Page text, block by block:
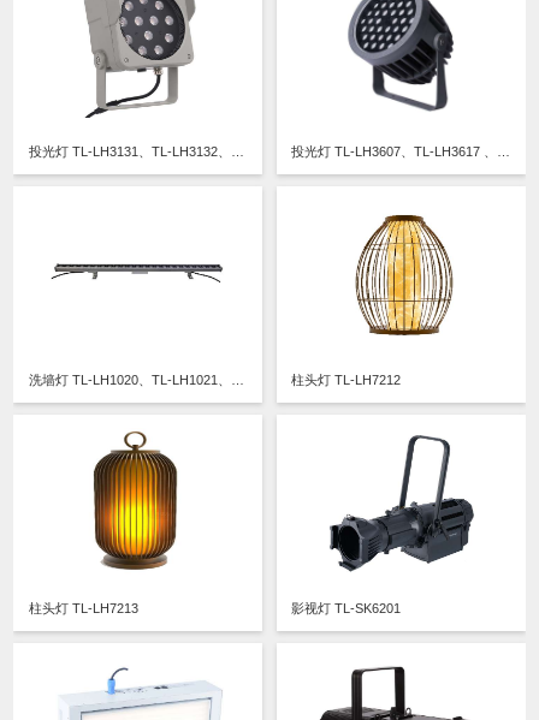
柱头灯 TL-LH7212
柱头灯 TL-LH7213 影视灯 TL-SK6201